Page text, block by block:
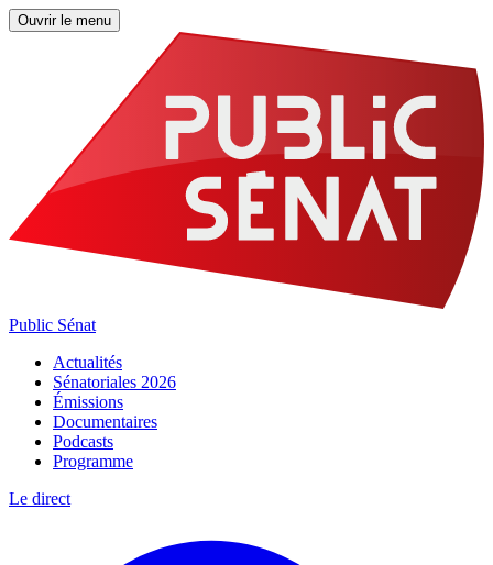
Ouvrir le menu
Public Sénat
Actualités
Sénatoriales 2026
Émissions
Documentaires
Podcasts
Programme
Le direct